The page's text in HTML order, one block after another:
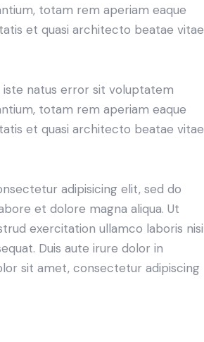
totam rem aperiam eaque
et quasi architecto beatae vitae
iste natus error sit voluptatem
totam rem aperiam eaque
et quasi architecto beatae vitae
adipisicing elit, sed do
et dolore magna aliqua. Ut
exercitation ullamco laboris nisi
Duis aute irure dolor in
sit amet, consectetur adipiscing